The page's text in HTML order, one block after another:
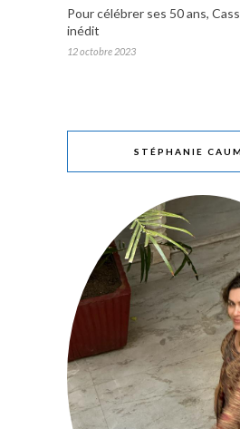
Pour célébrer ses 50 ans,
inédit
12 octobre 2023
STÉPHANIE